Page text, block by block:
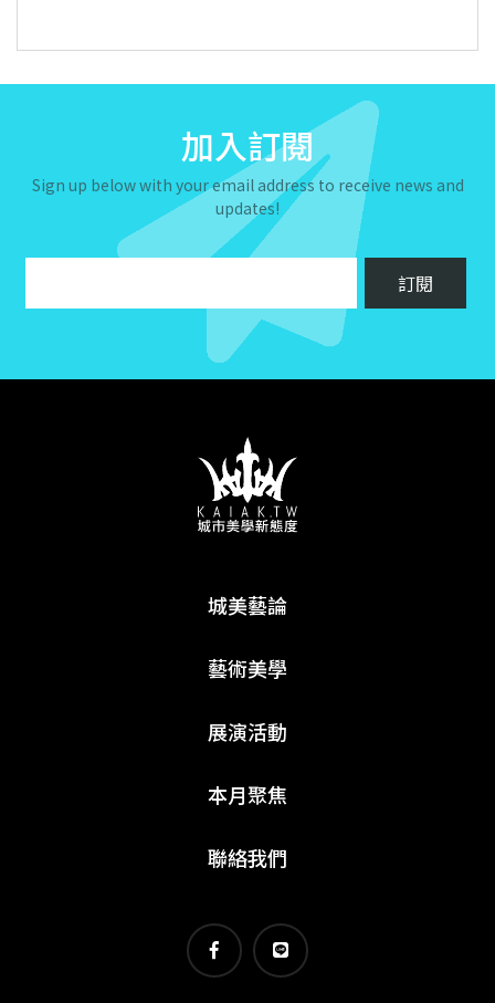
加入訂閱
Sign up below with your email address to receive news and
updates!
城美藝論
藝術美學
展演活動
本月聚焦
聯絡我們